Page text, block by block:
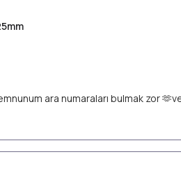
ara numaraları bulmak